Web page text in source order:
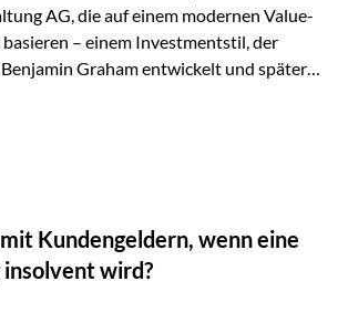
AG, die auf einem modernen Value-
– einem Investmentstil, der
Graham entwickelt und später
als Grundlage Der
deren Börsenkurs unter ihrem
Neben klassischen
werden auch qualitative Faktoren
Wettbewerbsvorteile und
Kundengeldern, wenn eine
wird?